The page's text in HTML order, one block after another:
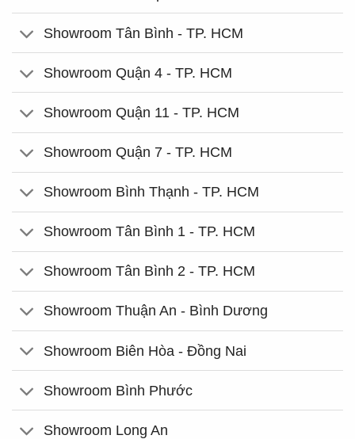
Showroom Tân Bình - TP. HCM
Showroom Quận 4 - TP. HCM
Showroom Quận 11 - TP. HCM
Showroom Quận 7 - TP. HCM
Showroom Bình Thạnh - TP. HCM
Showroom Tân Bình 1 - TP. HCM
Showroom Tân Bình 2 - TP. HCM
Showroom Thuận An - Bình Dương
Showroom Biên Hòa - Đồng Nai
Showroom Bình Phước
Showroom Long An